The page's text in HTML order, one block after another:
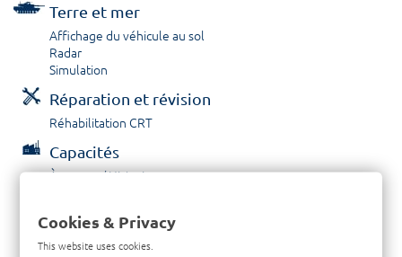
Terre et mer
Affichage du véhicule au sol
Radar
Simulation
Réparation et révision
Réhabilitation CRT
Capacités
À propos / Historique
Contactez nous
Cookies & Privacy
This website uses cookies.